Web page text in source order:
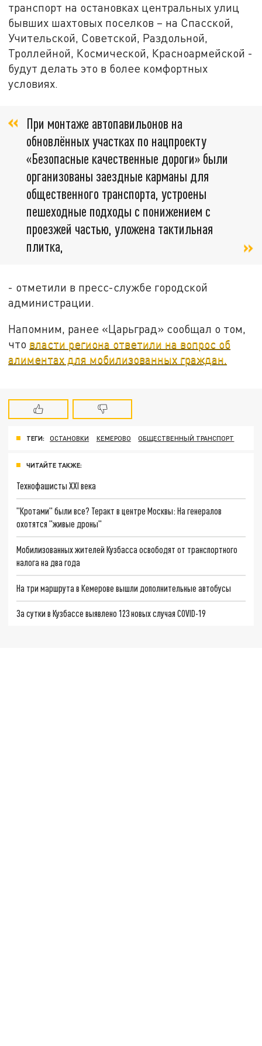
транспорт на остановках центральных улиц
бывших шахтовых поселков – на Спасской,
Учительской, Советской, Раздольной,
Троллейной, Космической, Красноармейской -
будут делать это в более комфортных
условиях.
При монтаже автопавильонов на
обновлённых участках по нацпроекту
«Безопасные качественные дороги» были
организованы заездные карманы для
общественного транспорта, устроены
пешеходные подходы с понижением с
проезжей частью, уложена тактильная
плитка,
- отметили в пресс-службе городской
администрации.
Напомним, ранее «Царьград» сообщал о том,
что власти региона ответили на вопрос об
алиментах для мобилизованных граждан.
ТЕГИ: ОСТАНОВКИ КЕМЕРОВО ОБЩЕСТВЕННЫЙ ТРАНСПОРТ
ЧИТАЙТЕ ТАКЖЕ:
Технофашисты XXI века
"Кротами" были все? Теракт в центре Москвы: На генералов
охотятся "живые дроны"
Мобилизованных жителей Кузбасса освободят от транспортного
налога на два года
На три маршрута в Кемерове вышли дополнительные автобусы
За сутки в Кузбассе выявлено 123 новых случая COVID-19